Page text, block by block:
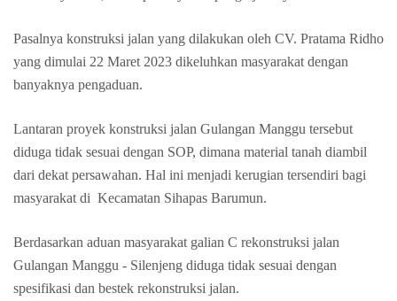
Pasalnya konstruksi jalan yang dilakukan oleh CV. Pratama Ridho
yang dimulai 22 Maret 2023 dikeluhkan masyarakat dengan
banyaknya pengaduan.
Lantaran proyek konstruksi jalan Gulangan Manggu tersebut
diduga tidak sesuai dengan SOP, dimana material tanah diambil
dari dekat persawahan. Hal ini menjadi kerugian tersendiri bagi
masyarakat di Kecamatan Sihapas Barumun.
Berdasarkan aduan masyarakat galian C rekonstruksi jalan
Gulangan Manggu - Silenjeng diduga tidak sesuai dengan
spesifikasi dan bestek rekonstruksi jalan.